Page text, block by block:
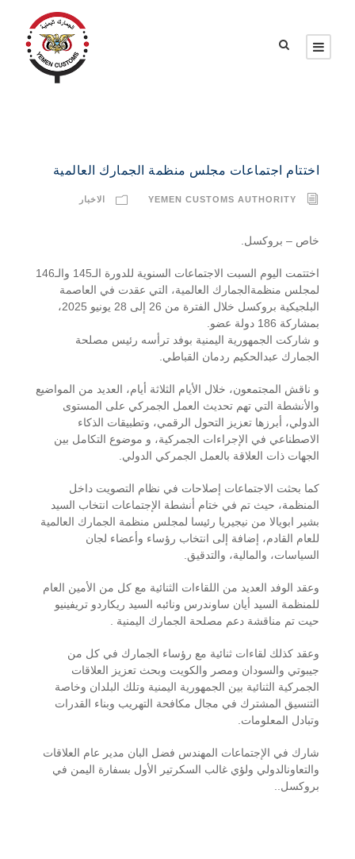
اختتام اجتماعات مجلس منظمة الجمارك العالمية
YEMEN CUSTOMS AUTHORITY الاخبار
خاص – بروكسل.
اختتمت اليوم السبت الاجتماعات السنوية للدورة الـ145 والـ146
لمجلس منظمةالجمارك العالمية، التي عقدت في العاصمة
البلجيكية بروكسل خلال الفترة من 26 إلى 28 يونيو 2025،
بمشاركة 186 دولة عضو.
و شاركت الجمهورية اليمنية بوفد ترأسه رئيس مصلحة
الجمارك عبدالحكيم ردمان القباطي.
و ناقش المجتمعون، خلال الأيام الثلاثة أيام، العديد من المواضيع
والأنشطة التي تهم تحديث العمل الجمركي على المستوى
الدولي، أبرزها تعزيز التحول الرقمي، وتطبيقات الذكاء
الاصطناعي في الإجراءات الجمركية، و موضوع التكامل بين
الجهات ذات العلاقة بالعمل الجمركي الدولي.
كما بحثت الاجتماعات إصلاحات في نظام التصويت داخل
المنظمة، حيث تم في ختام أنشطة الإجتماعات انتخاب السيد
بشير ابويالا من نيجيريا رئيسا لمجلس منظمة الجمارك العالمية
للعام القادم، إضافة إلى انتخاب رؤساء وأعضاء لجان
السياسات، والمالية، والتدقيق.
وعقد الوفد العديد من اللقاءات الثنائية مع كل من الأمين العام
للمنظمة السيد أيان ساوندرس ونائبه السيد ريكاردو تريفينيو
حيت تم مناقشة دعم مصلحة الجمارك اليمنية .
وعقد كذلك لقاءات ثنائية مع رؤساء الجمارك في كل من
جيبوتي والسودان ومصر والكويت وبحث تعزيز العلاقات
الجمركية الثنائية بين الجمهورية اليمنية وتلك البلدان وخاصة
التنسيق المشترك في مجال مكافحة التهريب وبناء القدرات
وتبادل المعلومات.
شارك في الإجتماعات المهندس فضل البان مدير عام العلاقات
والتعاونالدولي ولؤي غالب السكرتير الأول بسفارة اليمن في
بروكسل..